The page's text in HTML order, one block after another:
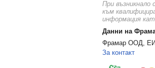
При възникнало
към
информация
Данни на
Фрамар ООД,
За контакт